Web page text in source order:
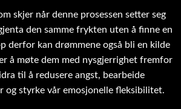
skjer når denne prosessen setter seg
den samme frykten uten å finne en
derfor kan drømmene også bli en kilde
å møte dem med nysgjerrighet fremfor
til å redusere angst, bearbeide
og styrke vår emosjonelle fleksibilitet.